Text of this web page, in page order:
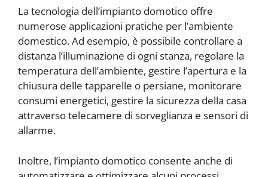
La tecnologia dell’impianto domotico offre
numerose applicazioni pratiche per l’ambiente
domestico. Ad esempio, è possibile controllare a
distanza l’illuminazione di ogni stanza, regolare la
temperatura dell’ambiente, gestire l’apertura e la
chiusura delle tapparelle o persiane, monitorare
consumi energetici, gestire la sicurezza della casa
attraverso telecamere di sorveglianza e sensori di
allarme.
Inoltre, l’impianto domotico consente anche di